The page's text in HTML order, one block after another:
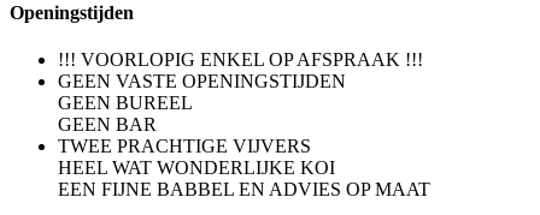
Openingstijden
!!! VOORLOPIG ENKEL OP AFSPRAAK !!!
GEEN VASTE OPENINGSTIJDEN
GEEN BUREEL
GEEN BAR
TWEE PRACHTIGE VIJVERS
HEEL WAT WONDERLIJKE KOI
EEN FIJNE BABBEL EN ADVIES OP MAAT